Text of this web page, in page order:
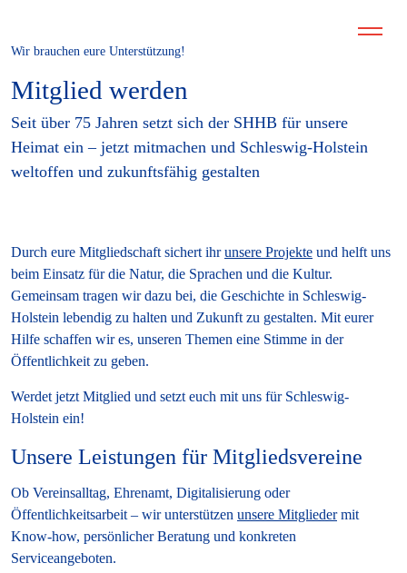
Wir brauchen eure Unterstützung!
Mitglied werden
Seit über 75 Jahren setzt sich der SHHB für unsere
Heimat ein – jetzt mitmachen und Schleswig-Holstein
weltoffen und zukunftsfähig gestalten
Durch eure Mitgliedschaft sichert ihrunsere Projekte und helft uns
beim Einsatz für die Natur, die Sprachen und die Kultur.
Gemeinsam tragen wir dazu bei, die Geschichte in Schleswig-
Holstein lebendig zu halten und Zukunft zu gestalten. Mit eurer
Hilfe schaffen wir es, unseren Themen eine Stimme in der
Öffentlichkeit zu geben.
Werdet jetzt Mitglied und setzt euch mit uns für Schleswig-
Holstein ein!
Unsere Leistungen für Mitgliedsvereine
Ob Vereinsalltag, Ehrenamt, Digitalisierung oder
Öffentlichkeitsarbeit – wir unterstützen unsere Mitgliedermit
Know-how, persönlicher Beratung und konkreten
Serviceangeboten.